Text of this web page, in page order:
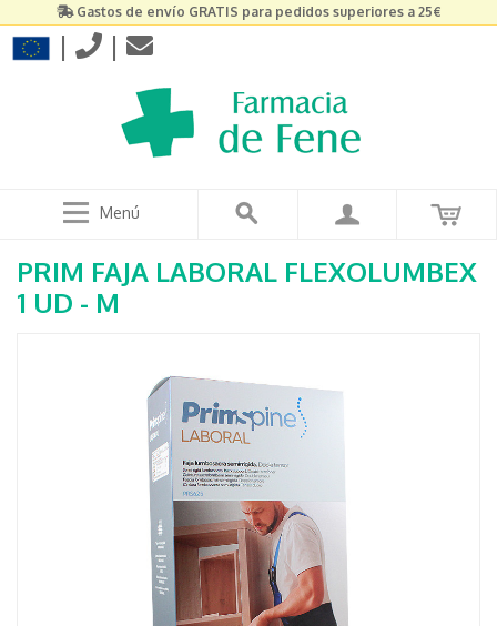
Gastos de envío GRATIS para pedidos superiores a 25€
| |
Menú
PRIM FAJA LABORAL FLEXOLUMBEX
1 UD - M